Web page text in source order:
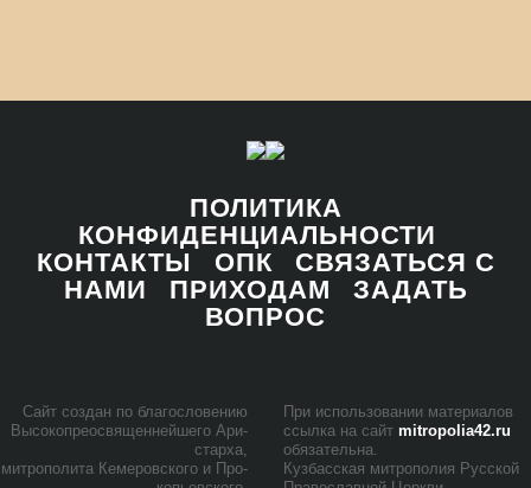
ПОЛИТИКА
КОНФИДЕНЦИАЛЬНОСТИ
КОНТАКТЫ
ОПК
СВЯЗАТЬСЯ С
НАМИ
ПРИХОДАМ
ЗАДАТЬ
ВОПРОС
Сайт со­здан по бла­го­сло­ве­нию
Вы­со­ко­прео­свя­щен­ней­ше­го Ари­
стар­ха,
мит­ро­по­ли­та Ке­ме­ров­ско­го и Про­
При ис­поль­зо­ва­нии ма­те­ри­а­лов
ссыл­ка на сайт mitropolia42.ru
обя­за­тель­на.
Куз­бас­ская мит­ро­по­лия Рус­ской